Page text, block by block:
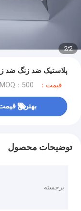
2
/
2
پلاستیک ضد زنگ ضد
قیمت：negotiate MOQ：500 قطعه
بهترین
توضیحات محصول
برجسته